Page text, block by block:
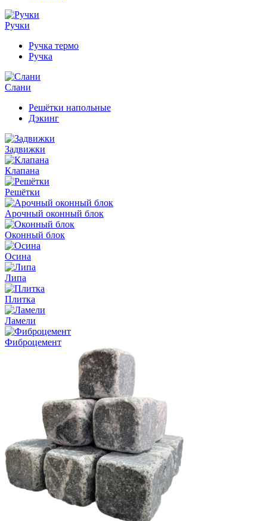
Ручки
Ручка термо
Ручка
Слани
Решётки напольные
Дэкинг
Задвижки
Клапана
Решётки
Арочный оконный блок
Оконный блок
Осина
Липа
Плитка
Ламели
Фиброцемент